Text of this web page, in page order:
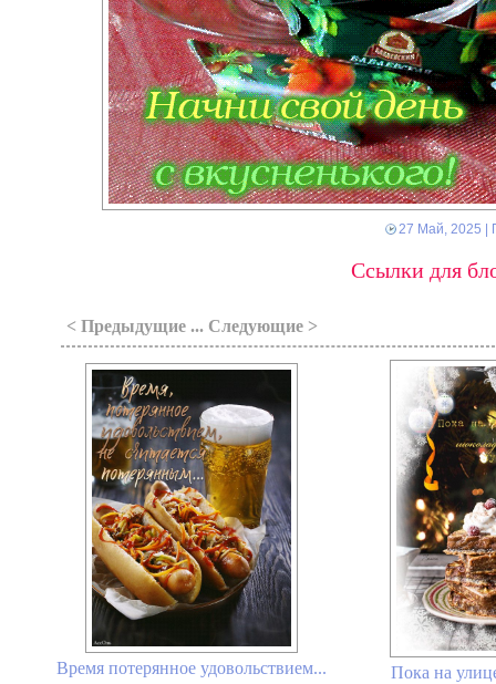
27 Май, 2025 |
Ссылки для
< Предыдущие ... Следующие >
Время потерянное удовольствием... Пока на